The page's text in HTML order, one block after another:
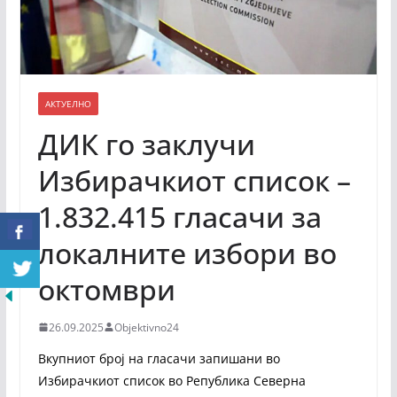
АКТУЕЛНО
ДИК го заклучи
Избирачкиот список –
1.832.415 гласачи за
локалните избори во
октомври
26.09.2025 Objektivno24
Вкупниот број на гласачи запишани во
Избирачкиот список во Република Северна